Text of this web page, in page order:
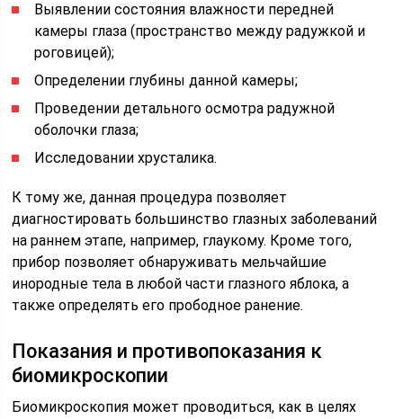
Выявлении состояния влажности передней
камеры глаза (пространство между радужкой и
роговицей);
Определении глубины данной камеры;
Проведении детального осмотра радужной
оболочки глаза;
Исследовании хрусталика.
К тому же, данная процедура позволяет
диагностировать большинство глазных заболеваний
на раннем этапе, например, глаукому. Кроме того,
прибор позволяет обнаруживать мельчайшие
инородные тела в любой части глазного яблока, а
также определять его прободное ранение.
Показания и противопоказания к
биомикроскопии
Биомикроскопия может проводиться, как в целях